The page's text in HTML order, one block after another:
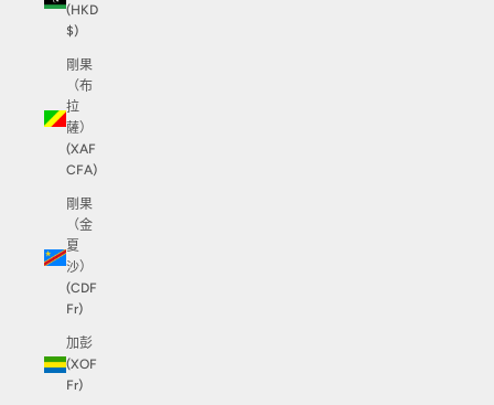
(HKD
$)
剛果
（布
拉
薩）
(XAF
CFA)
剛果
（金
夏
沙）
(CDF
Fr)
加彭
(XOF
Fr)